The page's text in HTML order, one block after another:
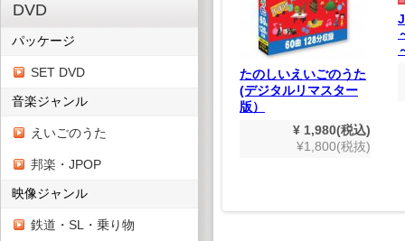
DVD
パッケージ
SET DVD
音楽ジャンル
えいごのうた
邦楽・JPOP
映像ジャンル
鉄道・SL・乗り物
税込)
税抜)
¥ 9,900(税込)
¥9,000(税抜)
たのしいえいごのうた
(デジタルリマスター
版）
¥ 1,980(税込)
¥1,800(税抜)